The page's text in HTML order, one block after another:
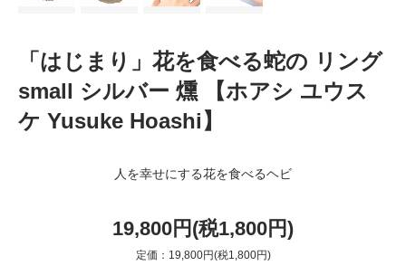
「はじまり」花を食べる蛇の リング
small シルバー 燻 【ホアシ ユウス
ケ Yusuke Hoashi】
人を幸せにする花を食べるヘビ
19,800円(税1,800円)
定価：19,800円(税1,800円)